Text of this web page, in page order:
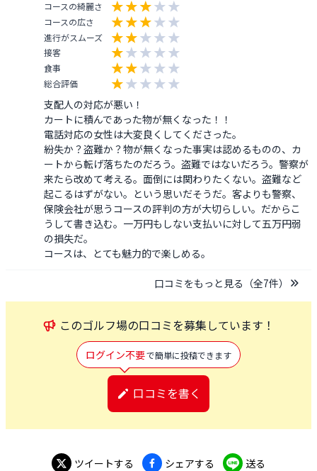
コースの綺麗さ
コースの広さ
進行がスムーズ
接客
食事
総合評価
支配人の対応が悪い！
カートに積んであった物が無くなった！！
電話対応の女性は大変良くしてくださった。
紛失か？盗難か？物が無くなった事実は認めるものの、カ
ートから転げ落ちたのだろう。盗難ではないだろう。警察が
来たら改めて考える。面倒には関わりたくない。盗難など
起こるはずがない。という思いだそうだ。客よりも警察、
保険会社が思うコースの評判の方が大切らしい。だからこ
うして書き込む。一万円もしない支払いに対して五万円弱
の損失だ。
コースは、とても魅力的で楽しめる。
口コミをもっと見る（全7件）
このゴルフ場の口コミを募集しています！
ログイン不要で簡単に投稿できます
口コミを書く
ツイートする シェアする
送る